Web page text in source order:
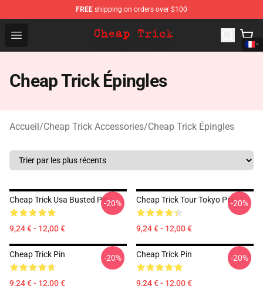
FREE shipping on orders over $100
Open menu
Cheap Trick Store - Official Cheap Trick Merchandise
Cheap Trick Épingles
Accueil/Cheap Trick Accessories/Cheap Trick Épingles
Cheap Trick Usa Busted Pin
9,24 € - 12,00 €
-20% Cheap Trick Tour Tokyo Pin
9,24 € - 12,00 €
-20%
Cheap Trick Pin
9,24 € - 12,00 €
-20% Cheap Trick Pin
9,24 € - 12,00 €
-20%